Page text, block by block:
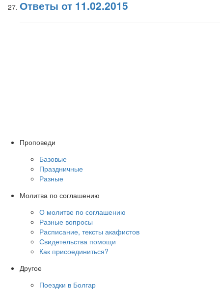
Ответы от 11.02.2015
Проповеди
Базовые
Праздничные
Разные
Молитва по соглашению
О молитве по соглашению
Разные вопросы
Расписание, тексты акафистов
Свидетельства помощи
Как присоединиться?
Другое
Поездки в Болгар